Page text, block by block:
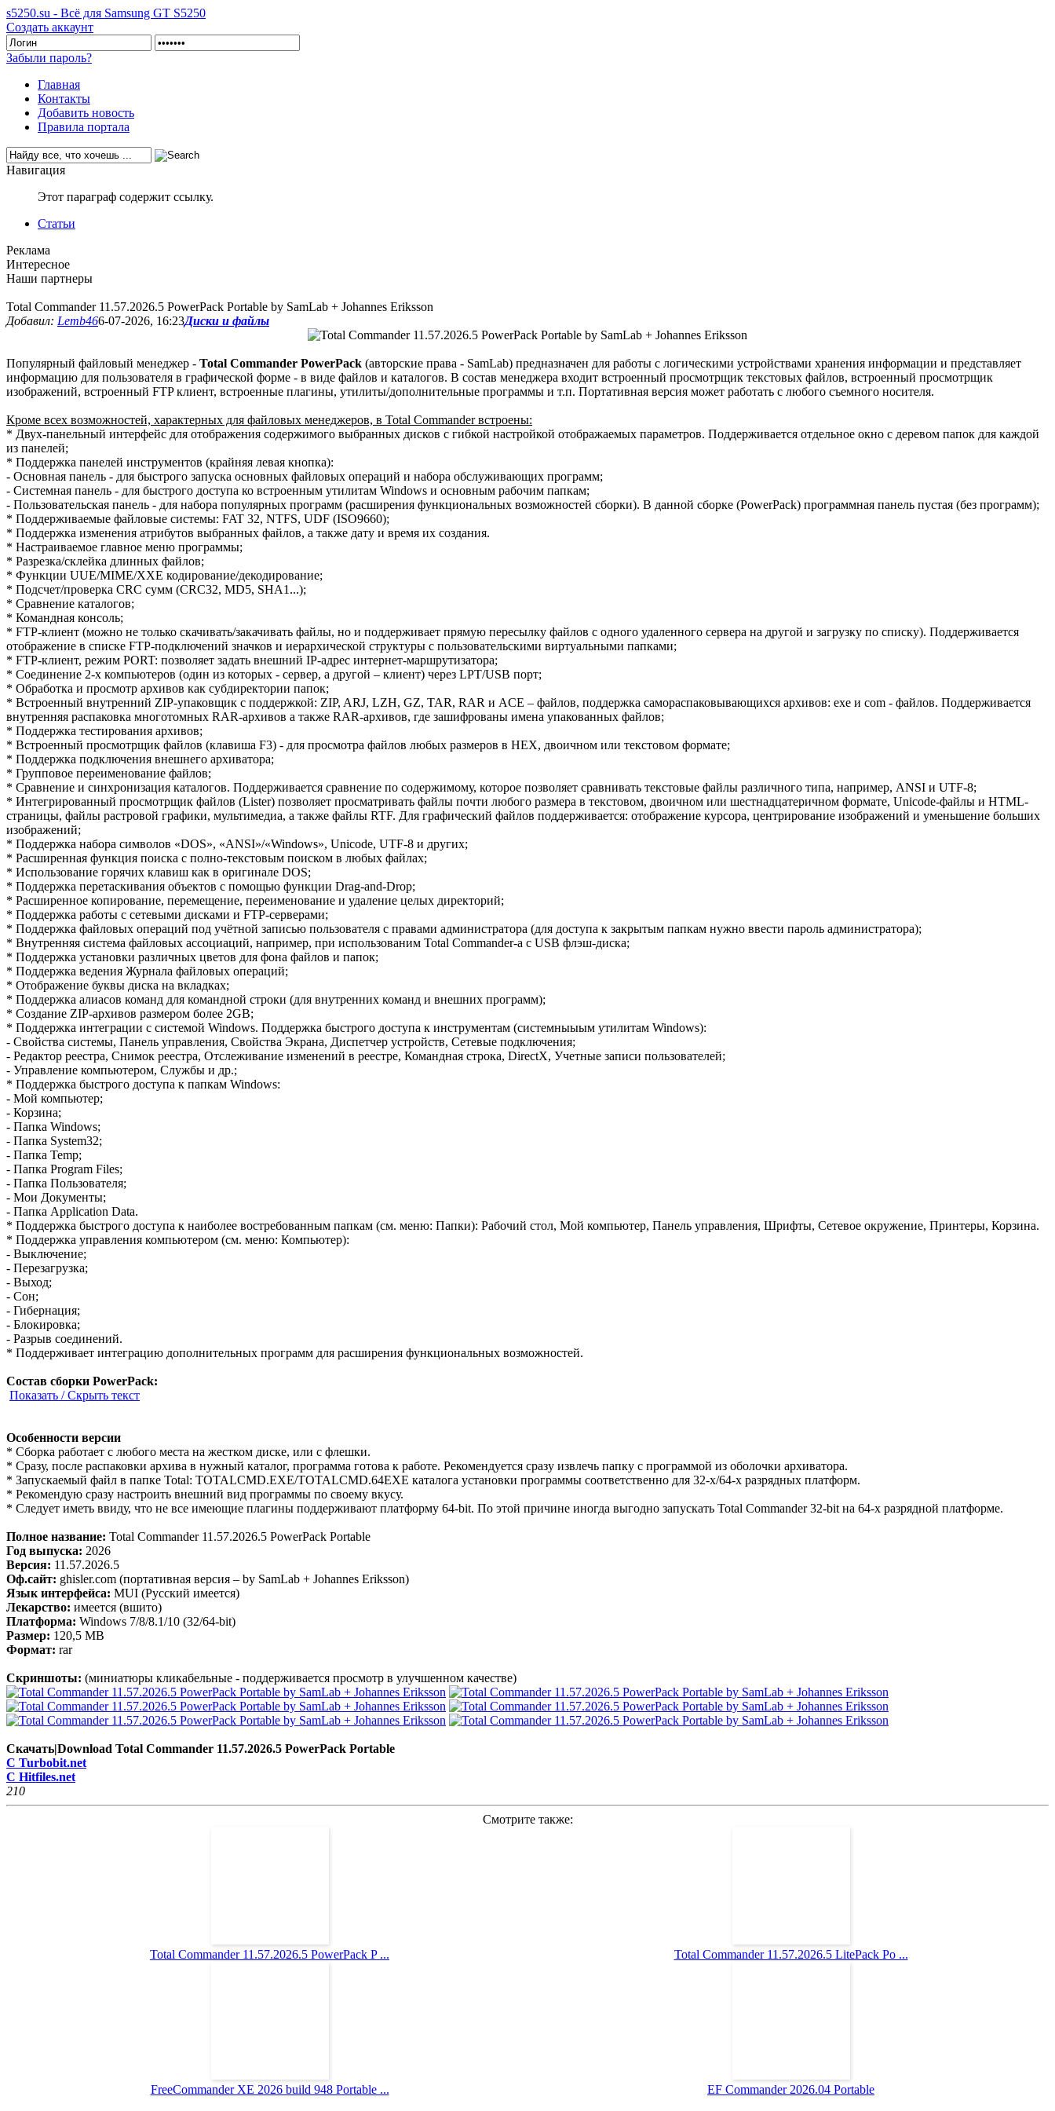
s5250.su - Всё для Samsung GT S5250
Создать аккаунт
Забыли пароль?
Главная
Контакты
Добавить новость
Правила портала
Навигация
Этот параграф содержит ссылку.
Статьи
Реклама
Интересное
Наши партнеры
Total Commander 11.57.2026.5 PowerPack Portable by SamLab + Johannes Eriksson
Добавил: Lemb466-07-2026, 16:23Диски и файлы
Популярный файловый менеджер - Total Commander PowerPack (авторские права - SamLab) предназначен для работы с логическими устройствами хранения информации и представляет
информацию для пользователя в графической форме - в виде файлов и каталогов. В состав менеджера входит встроенный просмотрщик текстовых файлов, встроенный просмотрщик
изображений, встроенный FTP клиент, встроенные плагины, утилиты/дополнительные программы и т.п. Портативная версия может работать с любого съемного носителя.
Кроме всех возможностей, характерных для файловых менеджеров, в Total Commander встроены:
* Двух-панельный интерфейс для отображения содержимого выбранных дисков с гибкой настройкой отображаемых параметров. Поддерживается отдельное окно с деревом папок для каждой
из панелей;
* Поддержка панелей инструментов (крайняя левая кнопка):
- Основная панель - для быстрого запуска основных файловых операций и набора обслуживающих программ;
- Системная панель - для быстрого доступа ко встроенным утилитам Windows и основным рабочим папкам;
- Пользовательская панель - для набора популярных программ (расширения функциональных возможностей сборки). В данной сборке (PowerPack) программная панель пустая (без программ);
* Поддерживаемые файловые системы: FAT 32, NTFS, UDF (ISO9660);
* Поддержка изменения атрибутов выбранных файлов, а также дату и время их создания.
* Настраиваемое главное меню программы;
* Разрезка/склейка длинных файлов;
* Функции UUE/MIME/XXE кодирование/декодирование;
* Подсчет/проверка CRC сумм (CRC32, MD5, SHA1...);
* Сравнение каталогов;
* Командная консоль;
* FTP-клиент (можно не только скачивать/закачивать файлы, но и поддерживает прямую пересылку файлов с одного удаленного сервера на другой и загрузку по списку). Поддерживается
отображение в списке FTP-подключений значков и иерархической структуры с пользовательскими виртуальными папками;
* FTP-клиент, режим PORT: позволяет задать внешний IP-адрес интернет-маршрутизатора;
* Соединение 2-х компьютеров (один из которых - сервер, а другой – клиент) через LPT/USB порт;
* Обработка и просмотр архивов как субдиректории папок;
* Встроенный внутренний ZIP-упаковщик с поддержкой: ZIP, ARJ, LZH, GZ, TAR, RAR и ACE – файлов, поддержка самораспаковывающихся архивов: exe и com - файлов. Поддерживается
внутренняя распаковка многотомных RAR-архивов а также RAR-архивов, где зашифрованы имена упакованных файлов;
* Поддержка тестирования архивов;
* Встроенный просмотрщик файлов (клавиша F3) - для просмотра файлов любых размеров в HEX, двоичном или текстовом формате;
* Поддержка подключения внешнего архиватора;
* Групповое переименование файлов;
* Сравнение и синхронизация каталогов. Поддерживается сравнение по содержимому, которое позволяет сравнивать текстовые файлы различного типа, например, ANSI и UTF-8;
* Интегрированный просмотрщик файлов (Lister) позволяет просматривать файлы почти любого размера в текстовом, двоичном или шестнадцатеричном формате, Unicode-файлы и HTML-
страницы, файлы растровой графики, мультимедиа, а также файлы RTF. Для графический файлов поддерживается: отображение курсора, центрирование изображений и уменьшение больших
изображений;
* Поддержка набора символов «DOS», «ANSI»/«Windows», Unicode, UTF-8 и других;
* Расширенная функция поиска с полно-текстовым поиском в любых файлах;
* Использование горячих клавиш как в оригинале DOS;
* Поддержка перетаскивания объектов с помощью функции Drag-and-Drop;
* Расширенное копирование, перемещение, переименование и удаление целых директорий;
* Поддержка работы с сетевыми дисками и FTP-серверами;
* Поддержка файловых операций под учётной записью пользователя с правами администратора (для доступа к закрытым папкам нужно ввести пароль администратора);
* Внутренняя система файловых ассоциаций, например, при использованим Total Commander-а с USB флэш-диска;
* Поддержка установки различных цветов для фона файлов и папок;
* Поддержка ведения Журнала файловых операций;
* Отображение буквы диска на вкладках;
* Поддержка алиасов команд для командной строки (для внутренних команд и внешних программ);
* Создание ZIP-архивов размером более 2GB;
* Поддержка интеграции с системой Windows. Поддержка быстрого доступа к инструментам (системныыым утилитам Windows):
- Свойства системы, Панель управления, Свойства Экрана, Диспетчер устройств, Сетевые подключения;
- Редактор реестра, Снимок реестра, Отслеживание изменений в реестре, Командная строка, DirectX, Учетные записи пользователей;
- Управление компьютером, Службы и др.;
* Поддержка быстрого доступа к папкам Windows:
- Мой компьютер;
- Корзина;
- Папка Windows;
- Папка System32;
- Папка Temp;
- Папка Program Files;
- Папка Пользователя;
- Мои Документы;
- Папка Application Data.
* Поддержка быстрого доступа к наиболее востребованным папкам (см. меню: Папки): Рабочий стол, Мой компьютер, Панель управления, Шрифты, Сетевое окружение, Принтеры, Корзина.
* Поддержка управления компьютером (см. меню: Компьютер):
- Выключение;
- Перезагрузка;
- Выход;
- Сон;
- Гибернация;
- Блокировка;
- Разрыв соединений.
* Поддерживает интеграцию дополнительных программ для расширения функциональных возможностей.
Состав сборки PowerPack:
Показать / Скрыть текст
Особенности версии
* Cборка работает с любого места на жестком диске, или с флешки.
* Сразу, после распаковки архива в нужный каталог, программа готова к работе. Рекомендуется сразу извлечь папку с программой из оболочки архиватора.
* Запускаемый файл в папке Total: TOTALCMD.EXE/TOTALCMD.64EXE каталога установки программы соответственно для 32-х/64-х разрядных платформ.
* Рекомендую сразу настроить внешний вид программы по своему вкусу.
* Следует иметь ввиду, что не все имеющие плагины поддерживают платформу 64-bit. По этой причине иногда выгодно запускать Total Commander 32-bit на 64-х разрядной платформе.
Полное название: Total Commander 11.57.2026.5 PowerPack Portable
Год выпуска: 2026
Версия: 11.57.2026.5
Оф.сайт: ghisler.com (портативная версия – by SamLab + Johannes Eriksson)
Язык интерфейса: MUI (Русский имеется)
Лекарство: имеется (вшито)
Платформа: Windows 7/8/8.1/10 (32/64-bit)
Размер: 120,5 МB
Формат: rar
Скриншоты: (миниатюры кликабельные - поддерживается просмотр в улучшенном качестве)
Скачать|Download Total Commander 11.57.2026.5 PowerPack Portable
C Turbobit.net
C Hitfiles.net
210
Смотрите также:
Total Commander 11.57.2026.5 PowerPack P ... Total Commander 11.57.2026.5 LitePack Po ...
FreeCommander XE 2026 build 948 Portable ... EF Commander 2026.04 Portable